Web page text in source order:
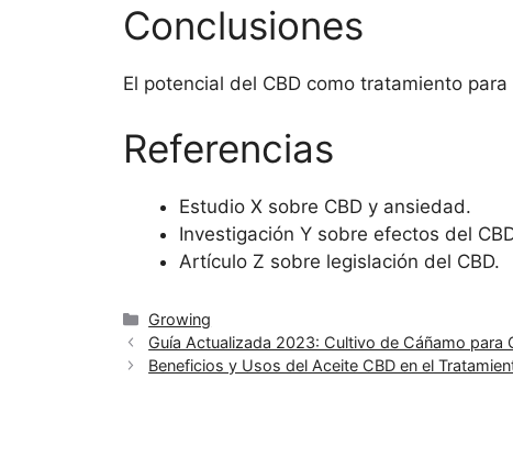
Conclusiones
El potencial del CBD como tratamiento
Referencias
Estudio X sobre CBD y ansiedad.
Investigación Y sobre efectos del
Artículo Z sobre legislación del CBD.
Categorías
Growing
Guía Actualizada 2023: Cultivo de Cáñamo para
Beneficios y Usos del Aceite CBD en el